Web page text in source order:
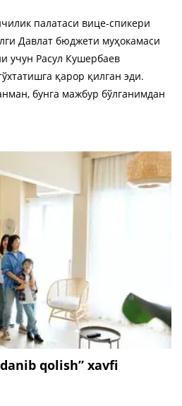
палатаси вице-спикери
Давлат бюджети муҳокамаси
учун Расул Кушербаев
қарор қилган эди.
бунга мажбур бўлганимдан
qolish” xavfi